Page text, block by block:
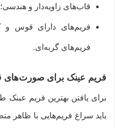
قاب‌های زاویه‌دار و هندسی؛
فریم‌های دارای قوس و
فریم‌های گربه‌ای.
فریم عینک برای
برای یافتن بهترین فریم
باید سراغ فریم‌هایی با ظاهر